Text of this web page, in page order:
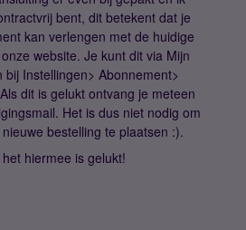
bent, dit betekent dat je
kan verlengen met de huidige
website. Je kunt dit via Mijn
bij Instellingen> Abonnement>
dit is gelukt ontvang je meteen
Het is dus niet nodig om
bestelling te plaatsen :).
hiermee is gelukt!